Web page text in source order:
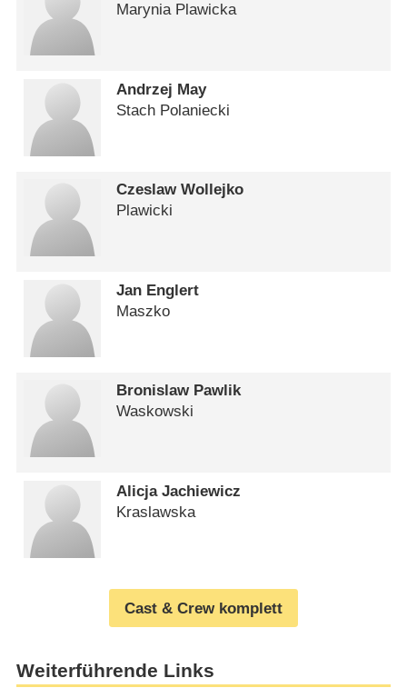
Marynia Plawicka
Andrzej May
Stach Polaniecki
Czeslaw Wollejko
Plawicki
Jan Englert
Maszko
Bronislaw Pawlik
Waskowski
Alicja Jachiewicz
Kraslawska
Cast & Crew komplett
Weiterführende Links